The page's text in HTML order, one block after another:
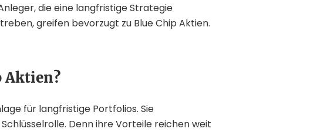
die eine langfristige Strategie
greifen bevorzugt zu Blue Chip Aktien.
Aktien?
für langfristige Portfolios. Sie
Denn ihre Vorteile reichen weit